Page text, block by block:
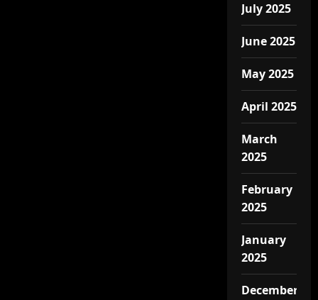
July 2025
June 2025
May 2025
April 2025
March
2025
February
2025
January
2025
December